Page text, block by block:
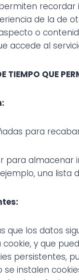
de la de
o
accede al
TIEMPO QUE
para
para almacenar
una lista
que los datos
y que
persistentes,
se instalen